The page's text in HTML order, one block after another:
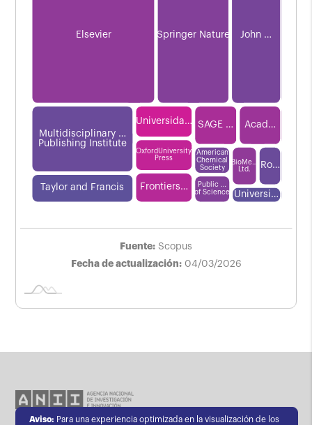
Elsevier Springer Nature John …
Multidisciplinary …
Publishing Institute
Taylor and Francis
Universida…
OxfordUniversity
Press
Frontiers…
SAGE … Acad…
American
Chemical
Society
Public …
of Science
BioMe…
Ltd. Ro…
Universi…
Fuente: Scopus
Fecha de actualización: 04/03/2026
Aviso: Para una experiencia optimizada en la visualización de los